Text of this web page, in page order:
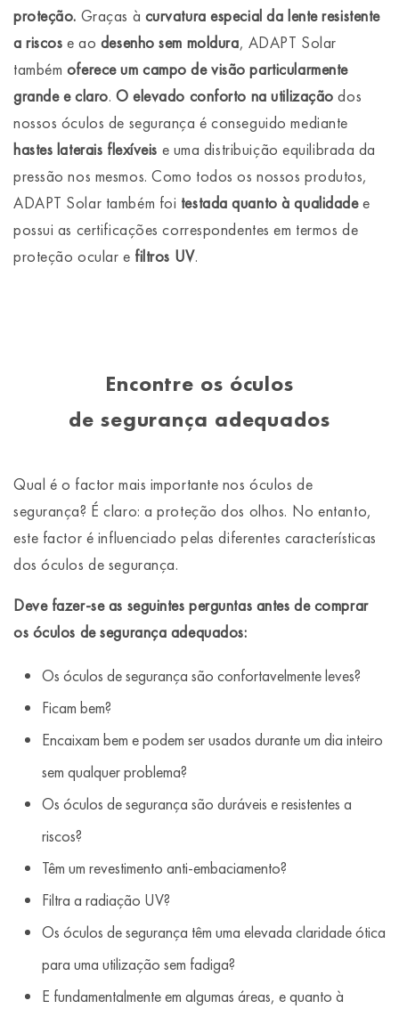
proteção. Graças à curvatura especial da lente resistente
a riscos e ao desenho sem moldura, ADAPT Solar
também oferece um campo de visão particularmente
grande e claro. O elevado conforto na utilização dos
nossos óculos de segurança é conseguido mediante
hastes laterais flexíveis e uma distribuição equilibrada da
pressão nos mesmos. Como todos os nossos produtos,
ADAPT Solar também foi testada quanto à qualidadee
possui as certificações correspondentes em termos de
proteção ocular e filtros UV.
Encontre os óculos
de segurança adequados
Qual é o factor mais importante nos óculos de
segurança? É claro: a proteção dos olhos. No entanto,
este factor é influenciado pelas diferentes características
dos óculos de segurança.
Deve fazer-se as seguintes perguntas antes de comprar
os óculos de segurança adequados:
Os óculos de segurança são confortavelmente leves?
Ficam bem?
Encaixam bem e podem ser usados durante um dia inteiro
sem qualquer problema?
Os óculos de segurança são duráveis e resistentes a
riscos?
Têm um revestimento anti-embaciamento?
Filtra a radiação UV?
Os óculos de segurança têm uma elevada claridade ótica
para uma utilização sem fadiga?
E fundamentalmente em algumas áreas, e quanto à